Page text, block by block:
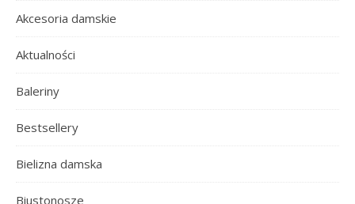
Akcesoria damskie
Aktualności
Baleriny
Bestsellery
Bielizna damska
Biustonosze